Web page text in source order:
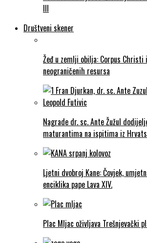
III
Društveni skener
Žeđ u zemlji obilja: Corpus
neograničenih resursa
Nagrade dr. sc. Ante Žužul
maturantima na ispitima iz
Ljetni dvobroj Kane: Čovjek,
enciklika pape Lava XIV.
Plac Mljac oživljava Trešnjevački